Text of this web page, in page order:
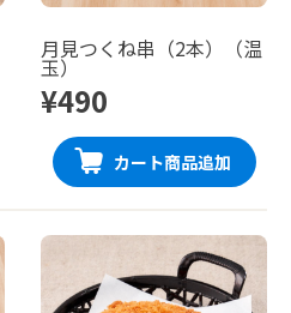
月見つくね串（2本）（温
玉）
¥490
カート商品追加